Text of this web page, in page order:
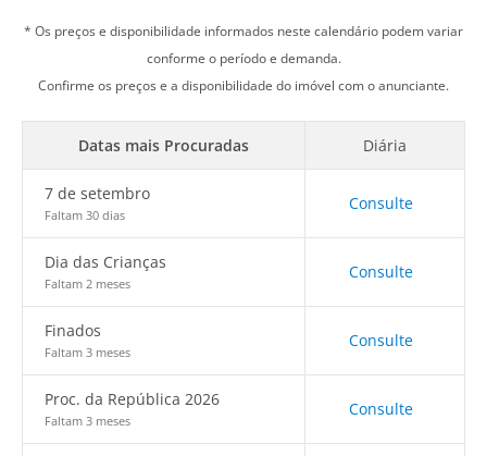
* Os preços e disponibilidade informados neste calendário podem variar
conforme o período e demanda.
Confirme os preços e a disponibilidade do imóvel com o anunciante.
Datas mais Procuradas Diária
7 de setembro
Faltam 30 dias
Consulte
Dia das Crianças
Faltam 2 meses
Consulte
Finados
Faltam 3 meses
Consulte
Proc. da República 2026
Faltam 3 meses
Consulte